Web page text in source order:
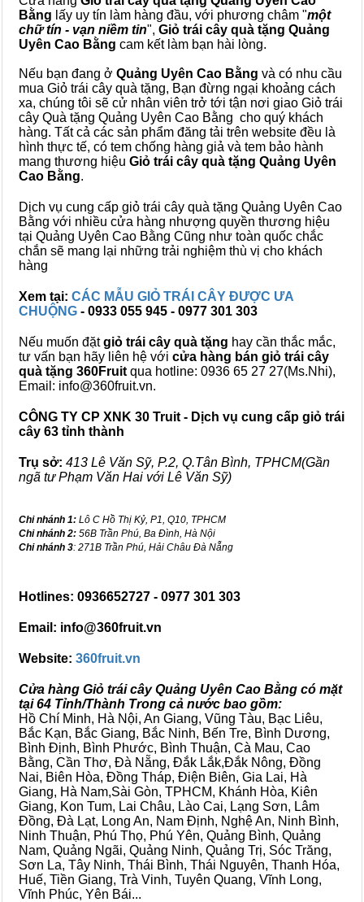
Bằng lấy uy tín làm hàng đầu, với phương châm "một
chữ tín - vạn niềm tin", Giỏ trái cây quà tặng Quảng
Uyên Cao Bằng cam kết làm bạn hài lòng.
Nếu bạn đang ở Quảng Uyên Cao Bằng và có nhu cầu
mua Giỏ trái cây quà tặng, Bạn đừng ngại khoảng cách
xa, chúng tôi sẽ cử nhân viên trở tới tận nơi giao Giỏ trái
cây Quà tặng Quảng Uyên Cao Bằng cho quý khách
hàng. Tất cả các sản phẩm đăng tải trên website đều là
hình thực tế, có tem chống hàng giả và tem bảo hành
mang thương hiệu Giỏ trái cây quà tặng Quảng Uyên
Cao Bằng.
Dịch vụ cung cấp giỏ trái cây quà tặng Quảng Uyên Cao
Bằng với nhiều cửa hàng nhượng quyền thương hiệu
tại Quảng Uyên Cao Bằng Cũng như toàn quốc chắc
chắn sẽ mang lại những trải nghiệm thù vị cho khách
hàng
Xem tại: CÁC MẪU GIỎ TRÁI CÂY ĐƯỢC ƯA
CHUỘNG - 0933 055 945 - 0977 301 303
Nếu muốn đặtgiỏ trái cây quà tặng hay cần thắc mắc,
tư vấn bạn hãy liên hệ với cửa hàng bán giỏ trái cây
quà tặng 360Fruit qua hotline: 0936 65 27 27(Ms.Nhi),
Email: info@360fruit.vn.
CÔNG TY CP XNK 30 Truit - Dịch vụ cung cấp giỏ trái
cây 63 tỉnh thành
Trụ sở: 413 Lê Văn Sỹ, P.2, Q.Tân Bình, TPHCM(Gần
ngã tư Phạm Văn Hai với Lê Văn Sỹ)
Chi nhánh 1: Lô C Hồ Thị Kỷ, P1, Q10, TPHCM
Chi nhánh 2: 56B Trần Phú, Ba Đình, Hà Nội
Chi nhánh 3: 271B Trần Phú, Hải Châu Đà Nẵng
Hotlines: 0936652727 - 0977 301 303
Email: info@360fruit.vn
Website: 360fruit.vn
Cửa hàng Giỏ trái cây Quảng Uyên Cao Bằng có mặt
tại 64 Tỉnh/Thành Trong cả nước bao gồm:
Hồ Chí Minh, Hà Nội, An Giang, Vũng Tàu, Bạc Liêu,
Bắc Kạn, Bắc Giang, Bắc Ninh, Bến Tre, Bình Dương,
Bình Định, Bình Phước, Bình Thuận, Cà Mau, Cao
Bằng, Cần Thơ, Đà Nẵng, Đắk Lắk,Đắk Nông, Đồng
Nai, Biên Hòa, Đồng Tháp, Điện Biên, Gia Lai, Hà
Giang, Hà Nam,Sài Gòn, TPHCM, Khánh Hòa, Kiên
Giang, Kon Tum, Lai Châu, Lào Cai, Lạng Sơn, Lâm
Đồng, Đà Lạt, Long An, Nam Định, Nghệ An, Ninh Bình,
Ninh Thuận, Phú Thọ, Phú Yên, Quảng Bình, Quảng
Nam, Quảng Ngãi, Quảng Ninh, Quảng Trị, Sóc Trăng,
Sơn La, Tây Ninh, Thái Bình, Thái Nguyên, Thanh Hóa,
Huế, Tiền Giang, Trà Vinh, Tuyên Quang, Vĩnh Long,
Vĩnh Phúc, Yên Bái...